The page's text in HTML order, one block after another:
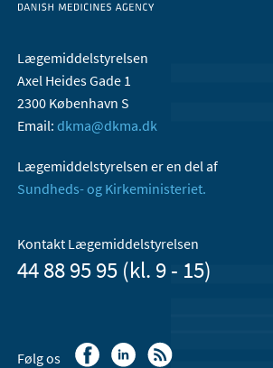
Lægemiddelstyrelsen
Axel Heides Gade 1
2300 København S
Email: dkma@dkma.dk
Lægemiddelstyrelsen er en del af
Sundheds- og Kirkeministeriet.
Kontakt Lægemiddelstyrelsen
44 88 95 95 (kl. 9 - 15)
Følg os